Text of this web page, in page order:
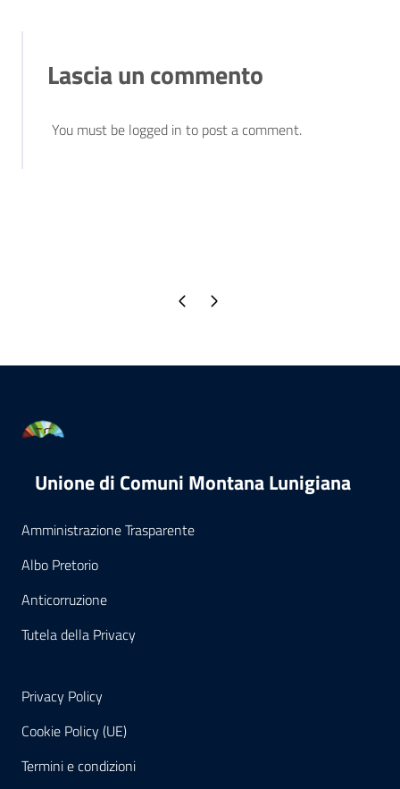
Lascia un commento
You must be logged in to post a comment.
Pagina precedente
Pagina successiva
Unione di Comuni Montana Lunigiana
Amministrazione Trasparente
Albo Pretorio
Anticorruzione
Tutela della Privacy
Privacy Policy
Cookie Policy (UE)
Termini e condizioni